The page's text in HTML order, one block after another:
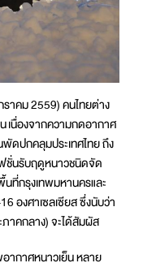
าคม 2559) คนไทยต่าง
เนื่องจากความกดอากาศ
ดปกคลุมประเทศไทย ถึง
ฟชั่นรับฤดูหนาวชนิดจัด
ที่กรุงเทพมหานครและ
งศาเซลเซียส ซึ่งนับว่า
าคกลาง) จะได้สัมผัส
ากาศหนาวเย็น หลาย